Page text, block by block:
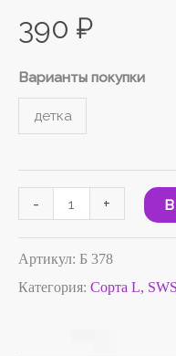
390 ₽
Варианты покупки
детка
- +
Артикул: Б 378
Категория: Сорта L,